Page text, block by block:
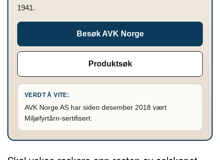
1941.
Besøk AVK Norge
Produktsøk
VERDT Å VITE:
AVK Norge AS har siden desember 2018 vært
Miljøfyrtårn-sertifisert.